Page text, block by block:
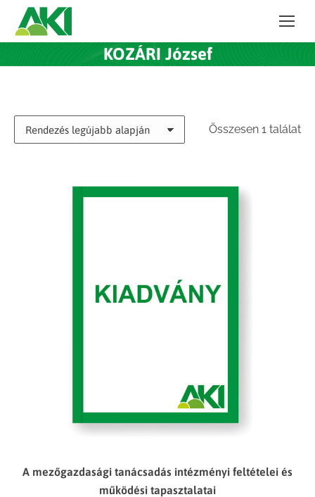
KOZÁRI József
Összesen 1 találat
A mezőgazdasági tanácsadás intézményi feltételei és
működési tapasztalatai